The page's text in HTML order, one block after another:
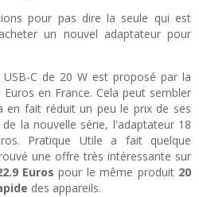
pour pas dire la seule qui est
un nouvel adaptateur pour
C de 20 W est proposé par la
en France. Cela peut sembler
en fait réduit un peu le prix de ses
la nouvelle série, l'adaptateur 18
Pratique Utile a fait quelque
une offre très intéressante sur
Euros pour le même produit 20
des appareils.